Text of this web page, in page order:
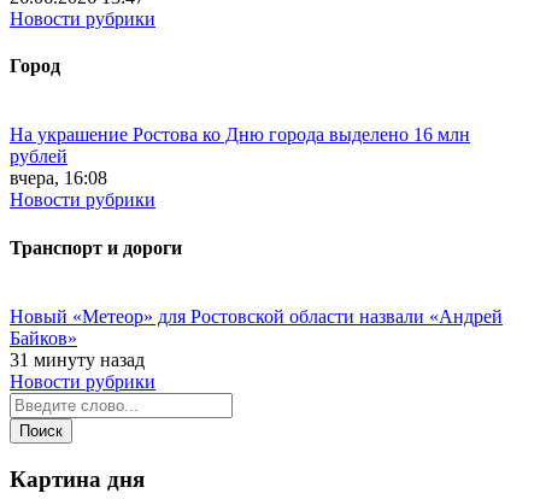
Новости рубрики
Город
На украшение Ростова ко Дню города выделено 16 млн
рублей
вчера, 16:08
Новости рубрики
Транспорт и дороги
Новый «Метеор» для Ростовской области назвали «Андрей
Байков»
31 минуту назад
Новости рубрики
Картина дня